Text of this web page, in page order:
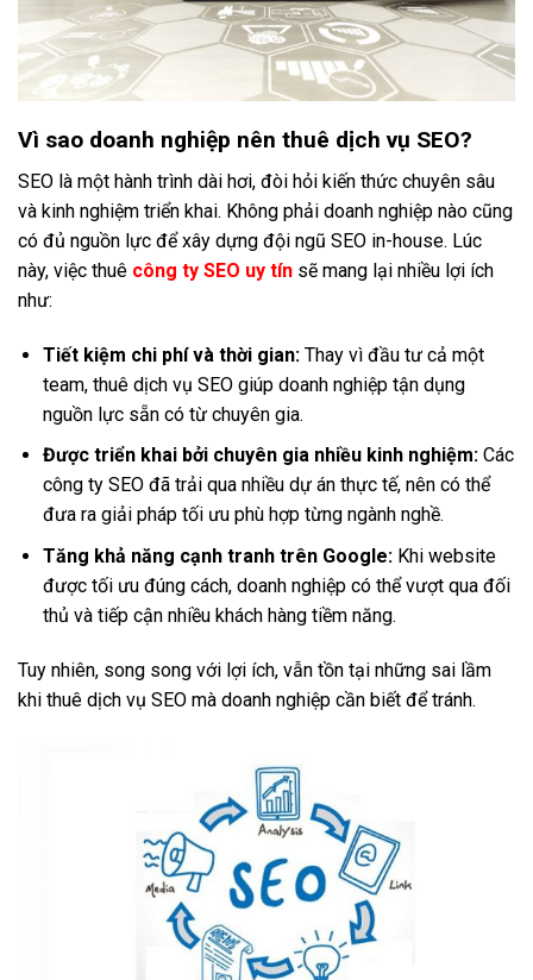
Vì sao doanh nghiệp nên thuê dịch vụ SEO?
SEO là một hành trình dài hơi, đòi hỏi kiến thức chuyên sâu
và kinh nghiệm triển khai. Không phải doanh nghiệp nào cũng
có đủ nguồn lực để xây dựng đội ngũ SEO in-house. Lúc
này, việc thuê công ty SEO uy tín sẽ mang lại nhiều lợi ích
như:
Tiết kiệm chi phí và thời gian:Thay vì đầu tư cả một
team, thuê dịch vụ SEO giúp doanh nghiệp tận dụng
nguồn lực sẵn có từ chuyên gia.
Được triển khai bởi chuyên gia nhiều kinh nghiệm:Các
công ty SEO đã trải qua nhiều dự án thực tế, nên có thể
đưa ra giải pháp tối ưu phù hợp từng ngành nghề.
Tăng khả năng cạnh tranh trên Google:Khi website
được tối ưu đúng cách, doanh nghiệp có thể vượt qua đối
thủ và tiếp cận nhiều khách hàng tiềm năng.
Tuy nhiên, song song với lợi ích, vẫn tồn tại những sai lầm
khi thuê dịch vụ SEO mà doanh nghiệp cần biết để tránh.